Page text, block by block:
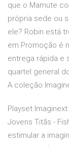
que o Mamute
própria sede ou
ele? Robin está
em Promoção é
entrega rápida e
quartel general
A coleção
Playset
Jovens Titãs -
estimular a